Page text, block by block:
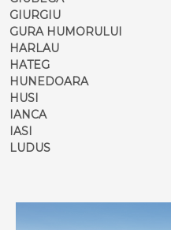
GIURGIU
GURA HUMORULUI
HARLAU
HATEG
HUNEDOARA
HUSI
IANCA
IASI
LUDUS